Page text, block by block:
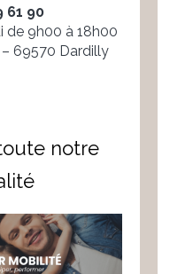
61 90
de 9h00 à 18h00
69570 Dardilly
notre